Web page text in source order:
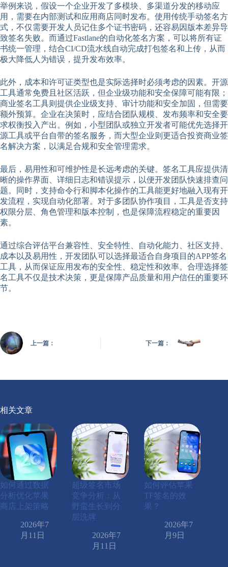
举例来说，假设一个企业开发了多模块、多渠道分发的移动应
用，需要在内部测试和应用商店同时发布。使用传统手动签名方
式，不仅需要开发人员记住多个证书密码，还容易因版本差异导
致签名失败。而通过Fastlane的自动化签名方案，可以将所有证
书统一管理，结合CI/CD流水线自动完成打包签名和上传，从而
极大降低人为错误，提升发布效率。
此外，成本和许可证类型也是实际选择时必须考虑的因素。开源
工具通常免费且社区活跃，但企业级功能和安全保障可能有限；
商业签名工具则提供企业级支持、审计功能和安全加固，但需要
额外预算。企业在决策时，应结合团队规模、发布频率和安全要
求权衡投入产出。例如，小型团队或独立开发者可能优先选择开
源工具或平台自带的签名服务，而大型企业则更适合投资商业签
名解决方案，以满足合规和安全管理需求。
最后，易用性和可维护性是长远考虑的关键。签名工具应提供清
晰的操作界面、详细日志和错误提示，以便开发团队快速排查问
题。同时，支持命令行和脚本化操作的工具能更好地融入现有开
发流程，实现自动化部署。对于多团队协作项目，工具是否支持
权限分层、角色管理和版本控制，也是保障流程稳定的重要因
素。
通过综合评估平台兼容性、安全特性、自动化能力、社区支持、
成本以及易用性，开发团队可以选择最适合自身项目的APP签名
工具，从而保证应用发布的安全性、稳定性和效率。合理选择签
名工具不仅是技术决策，更是保障产品质量和用户信任的重要环
节。
上一篇： 下一篇：
相关文章
如何通过数据
分析优化苹果
商店上架策略
2026年7
月11日
超级签名市场
竞争分析：从
野蛮生长到分
层洗牌
2026年7
月11日
如何评估苹果
TF签名的效
果？
2026年7
月9日